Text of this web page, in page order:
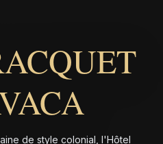
de style colonial, l'Hôtel